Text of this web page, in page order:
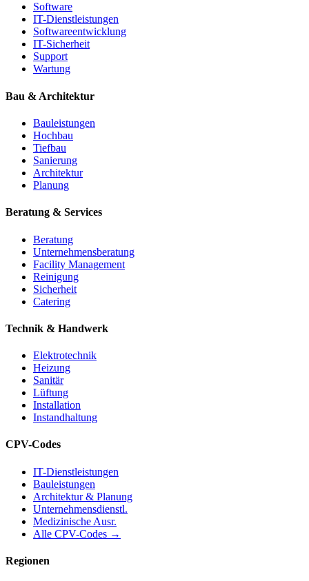
Software
IT-Dienstleistungen
Softwareentwicklung
IT-Sicherheit
Support
Wartung
Bau & Architektur
Bauleistungen
Hochbau
Tiefbau
Sanierung
Architektur
Planung
Beratung & Services
Beratung
Unternehmensberatung
Facility Management
Reinigung
Sicherheit
Catering
Technik & Handwerk
Elektrotechnik
Heizung
Sanitär
Lüftung
Installation
Instandhaltung
CPV-Codes
IT-Dienstleistungen
Bauleistungen
Architektur & Planung
Unternehmensdienstl.
Medizinische Ausr.
Alle CPV-Codes →
Regionen